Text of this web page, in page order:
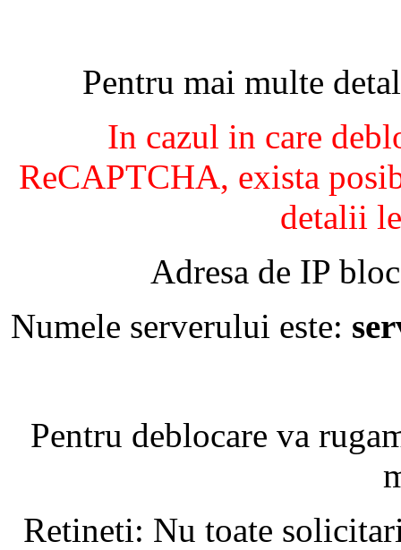
Pentru mai multe
In cazul in care
ReCAPTCHA, exista
detalii
Adresa de IP
Numele serverului este:
Pentru deblocare va
Retineti: Nu toate